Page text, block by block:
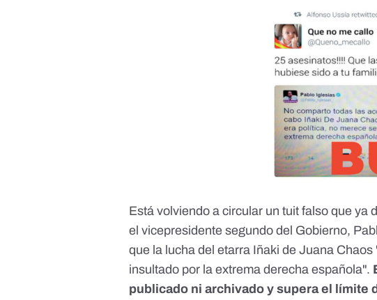
Está volviendo a circular un tuit falso queya
el vicepresidente segundo del Gobierno,
que la lucha del etarra Iñaki de Juana
insultado por la extrema derecha española".
publicado ni archivado y supera el límite